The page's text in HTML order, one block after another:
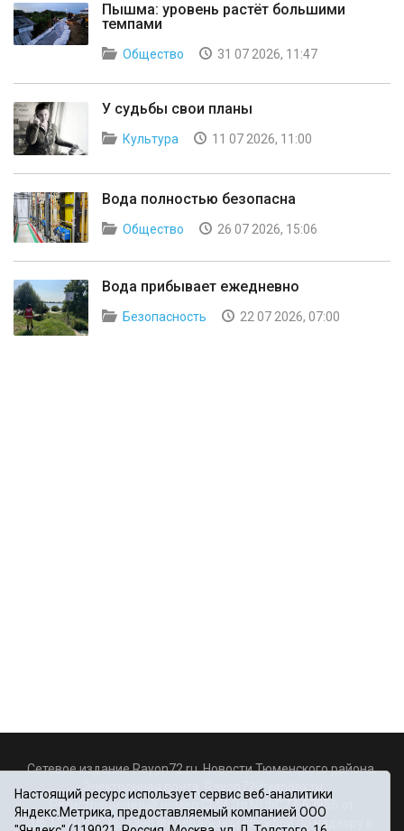
Пышма: уровень растёт большими
темпами
Общество 31 07 2026, 11:47
У судьбы свои планы
Культура 11 07 2026, 11:00
Вода полностью безопасна
Общество 26 07 2026, 15:06
Вода прибывает ежедневно
Безопасность 22 07 2026, 07:00
Сетевое издание Rayon72.ru. Новости Тюменского района.
Rayon72@yandex.ru
Регистрационный номер СМИ Эл № ФС77-67956 от
06.12.2016г., выдано Федеральной службой по надзору в
Настоящий ресурс использует сервис веб-аналитики
Яндекс.Метрика, предоставляемый компанией ООО